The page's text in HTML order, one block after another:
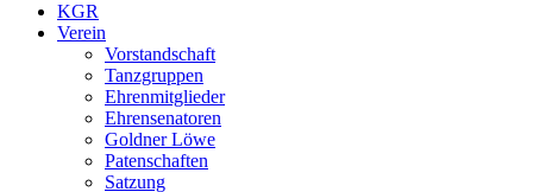
KGR
Verein
Vorstandschaft
Tanzgruppen
Ehrenmitglieder
Ehrensenatoren
Goldner Löwe
Patenschaften
Satzung